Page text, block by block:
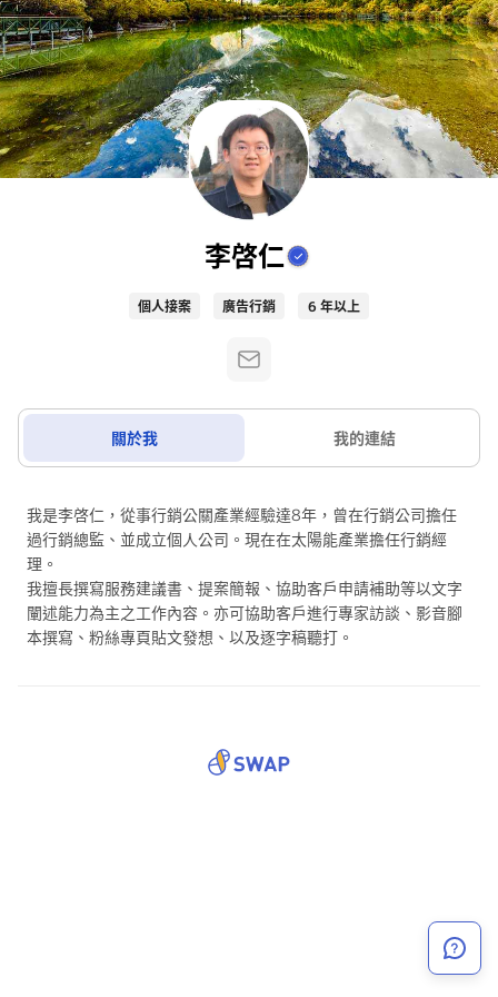
李啓仁
個人接案 廣告行銷 6 年以上
關於我 我的連結
我是李啓仁，從事行銷公關產業經驗達8年，曾在行銷公司擔任
過行銷總監、並成立個人公司。現在在太陽能產業擔任行銷經
理。
我擅長撰寫服務建議書、提案簡報、協助客戶申請補助等以文字
闡述能力為主之工作內容。亦可協助客戶進行專家訪談、影音腳
本撰寫、粉絲專頁貼文發想、以及逐字稿聽打。